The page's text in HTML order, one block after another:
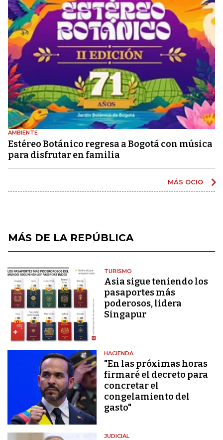
AMBIENTE
Estéreo Botánico regresa a Bogotá con música
para disfrutar en familia
MÁS OCIO
MÁS DE LA REPÚBLICA
TURISMO
Asia sigue teniendo los
pasaportes más
poderosos, lidera
Singapur
HACIENDA
"En las próximas horas
firmaré el decreto para
concretar el
congelamiento del
gasto"
JUDICIAL